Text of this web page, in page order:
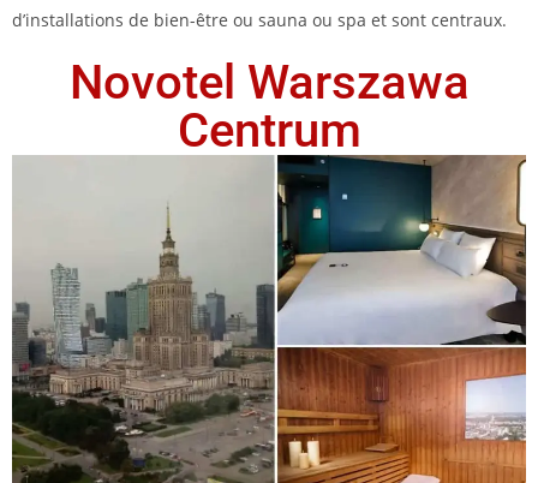
d’installations de bien-être ou sauna ou spa et sont centraux.
Novotel Warszawa
Centrum